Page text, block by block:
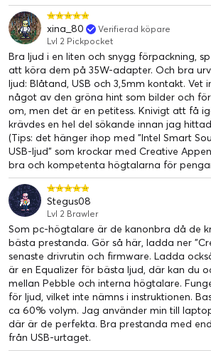
LYSA UPP DIN INSTALLATION
Med ett brett urval av färger och tre
mellan kan du skapa en uppsättning som
atmosfär. Creative Pebble Pros RGB-
cykla genom ett spektrum av färger,
med pulserande läge, eller till och med
en enda färg som lyser. När det är dags
stänger du enkelt av RGB-ringarna via
KRAFTFULLT LJUD UTÖVER SIN
Creative Pebble Pro har två helt nya,
förstärkare med integrerad
bas som är 3,5 gånger fylligare och
ny drivrutinsdesign som har gjorts om helt
uppnå mer headroom för en högre och
Detta gör det möjligt för högtalarna att
bortom deras fysik och över volymnivåer
ljudklarheten.
TYDLIGARE DIALOGER, DJUPARE
FILMÄLSKARE
Den är utrustad med vår BassFlex-teknik
xina_80
Verifierad köpare
Lvl 2 Pickpocket
Bra ljud i en liten och snygg förpackning,
att köra dem på 35W-adapter. Och bra
ljud: Blåtand, USB och 3,5mm kontakt. Vet
något av den gröna hint som bilder och
om, men det är en petitess. Knivigt att få
krävdes en hel del sökande innan jag
(Tips: det hänger ihop med "Intel Smart
USB-ljud" som krockar med Creative
bra och kompetenta högtalarna för
Stegus08
Lvl 2 Brawler
Som pc-högtalare är de kanonbra då de
bästa prestanda. Gör så här, ladda ner
senaste drivrutin och firmware. Ladda
är en Equalizer för bästa ljud, där kan du
mellan Pebble och interna högtalare.
för ljud, vilket inte nämns i instruktionen.
ca 60% volym. Jag använder min till
där är de perfekta. Bra prestanda med
från USB-urtaget.